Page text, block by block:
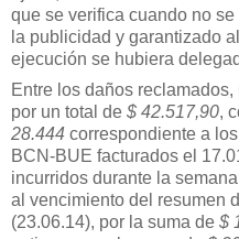
que se verifica cuando no
la publicidad y garantizado
ejecución se hubiera
Entre los daños reclamados,
por un total de $ 42.517,90,
28.444 correspondiente a
BCN-BUE facturados el
incurridos durante la
al vencimiento del resumen
(23.06.14), por la suma de $